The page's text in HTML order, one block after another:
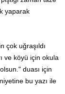
yaparak
çok uğraşıldı
ve köyü için okula
duası için
bu yazı ile